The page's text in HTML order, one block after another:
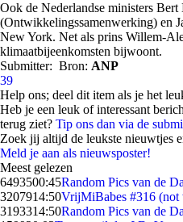
Ook de Nederlandse ministers Bert
(Ontwikkelingssamenwerking) en
New York. Net als prins Willem-
klimaatbijeenkomsten bijwoont.
Submitter: Bron: ANP
39
Help ons; deel dit item als je het
Heb je een leuk of interessant
terug ziet? Tip ons dan via de
Zoek jij altijd de leukste nieuwtjes
Meld je aan als nieuwsposter!
Meest gelezen
6493500:45Random Pics van de
3207914:50VrijMiBabes #316
3193314:50Random Pics van de